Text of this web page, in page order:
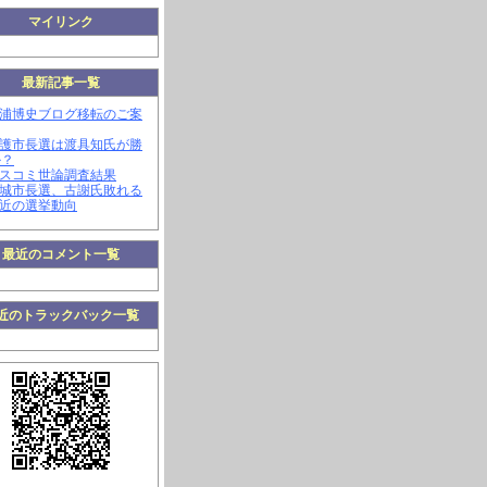
マイリンク
最新記事一覧
博史ブログ移転のご案
市長選は渡具知氏が勝
コミ世論調査結果
市長選、古謝氏敗れる
の選挙動向
最近のコメント一覧
のトラックバック一覧